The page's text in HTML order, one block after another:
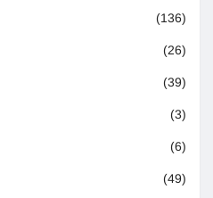
(136)
(26)
(39)
(3)
(6)
(49)